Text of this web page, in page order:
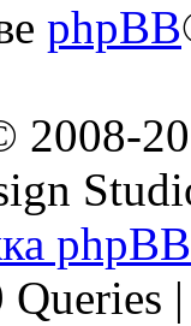
phpBB
2008-
phpBB
Queries